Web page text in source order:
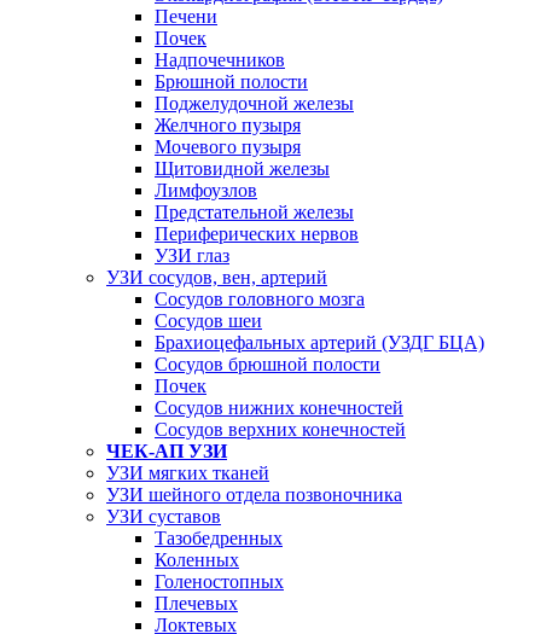
Печени
Почек
Надпочечников
Брюшной полости
Поджелудочной железы
Желчного пузыря
Мочевого пузыря
Щитовидной железы
Лимфоузлов
Предстательной железы
Периферических нервов
УЗИ глаз
УЗИ сосудов, вен, артерий
Сосудов головного мозга
Сосудов шеи
Брахиоцефальных артерий (УЗДГ БЦА)
Сосудов брюшной полости
Почек
Сосудов нижних конечностей
Сосудов верхних конечностей
ЧЕК-АП УЗИ
УЗИ мягких тканей
УЗИ шейного отдела позвоночника
УЗИ суставов
Тазобедренных
Коленных
Голеностопных
Плечевых
Локтевых